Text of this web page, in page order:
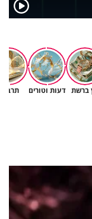
ברשת דעות וטורים